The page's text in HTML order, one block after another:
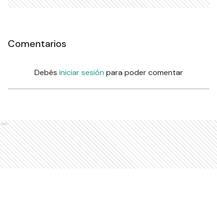
Comentarios
Debés iniciar sesión para poder comentar
Ads